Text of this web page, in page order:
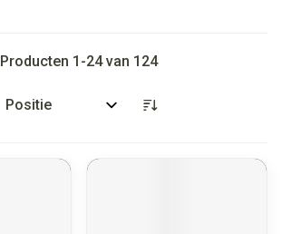
Producten 1 -24van 124
Sorteer op: